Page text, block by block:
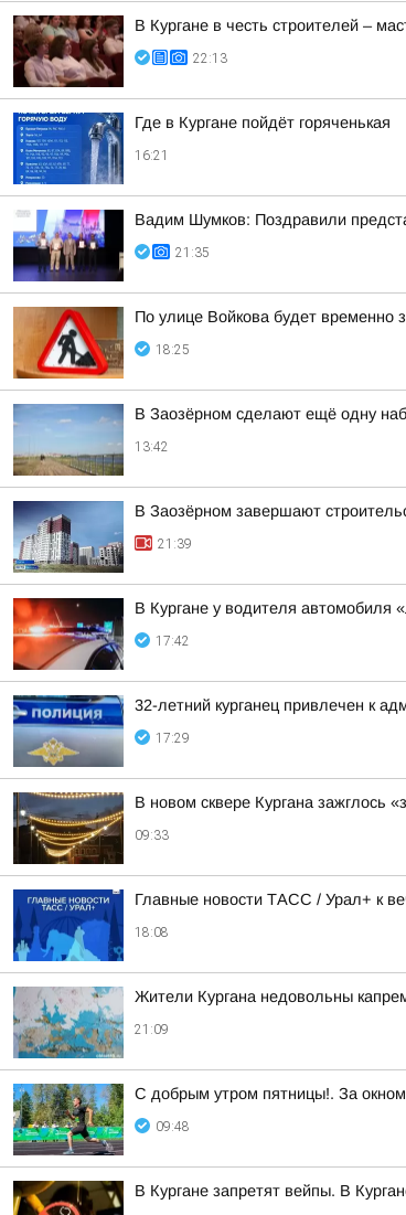
В Кургане в честь строителей –
22:13
Где в Кургане пойдёт горяченькая
16:21
Вадим Шумков: Поздравили
21:35
По улице Войкова будет временно
18:25
В Заозёрном сделают ещё одну
13:42
В Заозёрном завершают
21:39
В Кургане у водителя автомобиля
17:42
32-летний курганец привлечен к
17:29
В новом сквере Кургана зажглось
09:33
Главные новости ТАСС / Урал+ к
18:08
Жители Кургана недовольны
21:09
С добрым утром пятницы!. За
09:48
В Кургане запретят вейпы. В